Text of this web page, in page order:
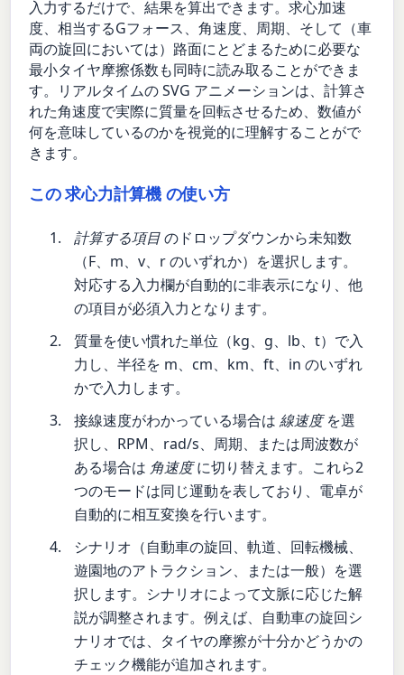
入力するだけで、結果を算出できます。求心加速
度、相当するGフォース、角速度、周期、そして（車
両の旋回においては）路面にとどまるために必要な
最小タイヤ摩擦係数も同時に読み取ることができま
す。リアルタイムの SVG アニメーションは、計算さ
れた角速度で実際に質量を回転させるため、数値が
何を意味しているのかを視覚的に理解することがで
きます。
この 求心力計算機 の使い方
計算する項目のドロップダウンから未知数
（F、m、v、r のいずれか）を選択します。
対応する入力欄が自動的に非表示になり、他
の項目が必須入力となります。
質量を使い慣れた単位（kg、g、lb、t）で入
力し、半径を m、cm、km、ft、in のいずれ
かで入力します。
接線速度がわかっている場合は線速度を選
択し、RPM、rad/s、周期、または周波数が
ある場合は 角速度に切り替えます。これら2
つのモードは同じ運動を表しており、電卓が
自動的に相互変換を行います。
シナリオ（自動車の旋回、軌道、回転機械、
遊園地のアトラクション、または一般）を選
択します。シナリオによって文脈に応じた解
説が調整されます。例えば、自動車の旋回シ
ナリオでは、タイヤの摩擦が十分かどうかの
チェック機能が追加されます。